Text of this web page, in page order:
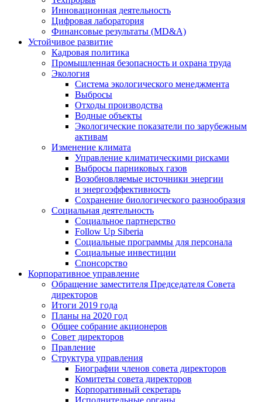
Инновационная деятельность
Цифровая лаборатория
Финансовые результаты (MD&A)
Устойчивое развитие
Кадровая политика
Промышленная безопасность и охрана труда
Экология
Система экологического менеджмента
Выбросы
Отходы производства
Водные объекты
Экологические показатели по зарубежным
активам
Изменение климата
Управление климатическими рисками
Выбросы парниковых газов
Возобновляемые источники энергии
и энергоэффективность
Сохранение биологического разнообразия
Социальная деятельность
Социальное партнерство
Follow Up Siberia
Социальные программы для персонала
Социальные инвестиции
Спонсорство
Корпоративное управление
Обращение заместителя Председателя Совета
директоров
Итоги 2019 года
Планы на 2020 год
Общее собрание акционеров
Совет директоров
Правление
Структура управления
Биографии членов совета директоров
Комитеты совета директоров
Корпоративный секретарь
Исполнительные органы